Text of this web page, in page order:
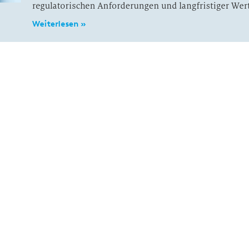
regulatorischen Anforderungen und langfristiger
Weiterlesen »